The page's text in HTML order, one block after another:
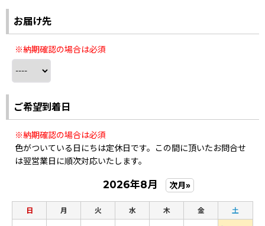
お届け先
※納期確認の場合は必須
ご希望到着日
※納期確認の場合は必須
色がついている日にちは定休日です。この間に頂いたお問合せ
は翌営業日に順次対応いたします。
2026年8月 次月»
日 月 火 水 木 金 土